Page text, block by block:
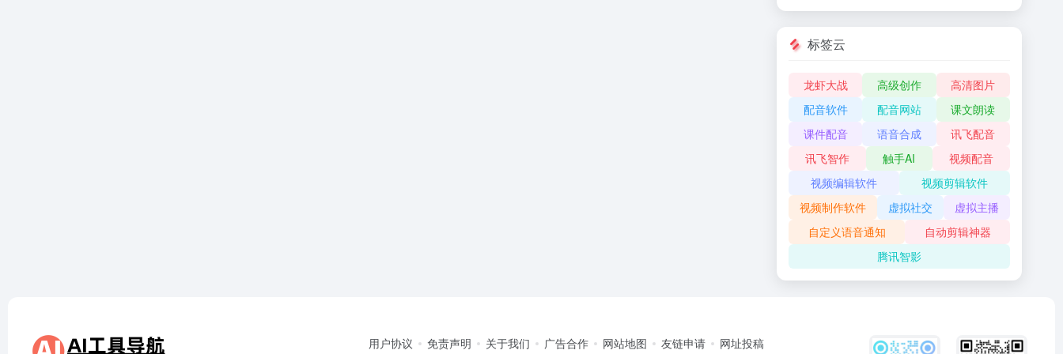
标签云
龙虾大战 高级创作
高清图片
配音软件
配音网站
课文朗读
课件配音
语音合成
讯飞配音
讯飞智作
触手AI
视频配音
视频编辑软件
视频剪辑软件
视频制作软件
虚拟社交
虚拟主播
自定义语音通知
自动剪辑神器
腾讯智影
用户协议 免责声明 关于我们 广告合作 网站地图 友链申请 网址投稿